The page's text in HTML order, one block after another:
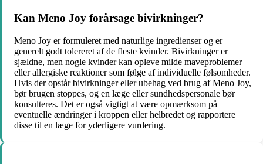
Kan Meno Joy forårsage bivirkninger?
Meno Joy er formuleret med naturlige ingredienser og er
generelt godt tolereret af de fleste kvinder. Bivirkninger er
sjældne, men nogle kvinder kan opleve milde maveproblemer
eller allergiske reaktioner som følge af individuelle følsomheder.
Hvis der opstår bivirkninger eller ubehag ved brug af Meno Joy,
bør brugen stoppes, og en læge eller sundhedspersonale bør
konsulteres. Det er også vigtigt at være opmærksom på
eventuelle ændringer i kroppen eller helbredet og rapportere
disse til en læge for yderligere vurdering.